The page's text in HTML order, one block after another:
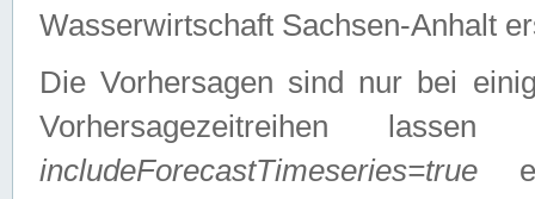
Wasserwirtschaft Sachsen-Anhalt
Die Vorhersagen sind nur bei
Vorhersagezeitreihen
includeForecastTimeseries=true